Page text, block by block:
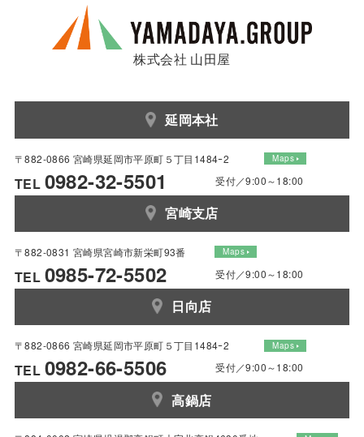
株式会社 山田屋
延岡本社
〒882-0866 宮崎県延岡市平原町５丁目1484ｰ2 Maps
TEL 0982-32-5501 受付／9:00～18:00
宮崎支店
〒882-0831 宮崎県宮崎市新栄町93番 Maps
TEL 0985-72-5502 受付／9:00～18:00
日向店
〒882-0866 宮崎県延岡市平原町５丁目1484ｰ2 Maps
TEL 0982-66-5506 受付／9:00～18:00
高鍋店